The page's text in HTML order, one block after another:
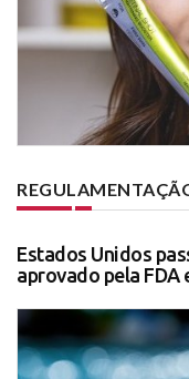
Estados Unidos
aprovado pela FDA